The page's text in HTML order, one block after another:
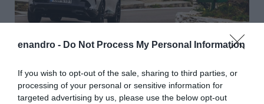
enandro - Do Not Process My Personal Information
If you wish to opt-out of the sale, sharing to third parties, or
processing of your personal or sensitive information for
targeted advertising by us, please use the below opt-out
Παραλίες για όλους